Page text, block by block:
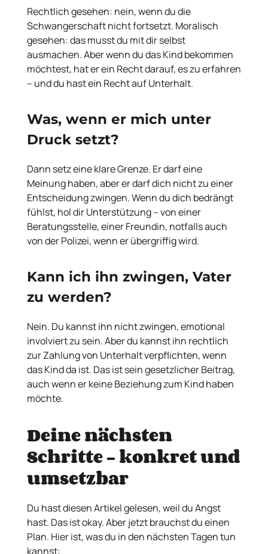
Rechtlich gesehen: nein, wenn du die
Schwangerschaft nicht fortsetzt. Moralisch
gesehen: das musst du mit dir selbst
ausmachen. Aber wenn du das Kind bekommen
möchtest, hat er ein Recht darauf, es zu erfahren
– und du hast ein Recht auf Unterhalt.
Was, wenn er mich unter
Druck setzt?
Dann setz eine klare Grenze. Er darf eine
Meinung haben, aber er darf dich nicht zu einer
Entscheidung zwingen. Wenn du dich bedrängt
fühlst, hol dir Unterstützung – von einer
Beratungsstelle, einer Freundin, notfalls auch
von der Polizei, wenn er übergriffig wird.
Kann ich ihn zwingen, Vater
zu werden?
Nein. Du kannst ihn nicht zwingen, emotional
involviert zu sein. Aber du kannst ihn rechtlich
zur Zahlung von Unterhalt verpflichten, wenn
das Kind da ist. Das ist sein gesetzlicher Beitrag,
auch wenn er keine Beziehung zum Kind haben
möchte.
Deine nächsten
Schritte – konkret und
umsetzbar
Du hast diesen Artikel gelesen, weil du Angst
hast. Das ist okay. Aber jetzt brauchst du einen
Plan. Hier ist, was du in den nächsten Tagen tun
kannst: